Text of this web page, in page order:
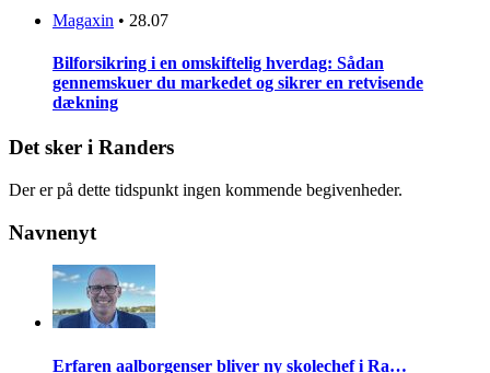
Magaxin • 28.07
Bilforsikring i en omskiftelig hverdag: Sådan
gennemskuer du markedet og sikrer en retvisende
dækning
Det sker i Randers
Der er på dette tidspunkt ingen kommende begivenheder.
Navnenyt
Erfaren aalborgenser bliver ny skolechef i Ra…